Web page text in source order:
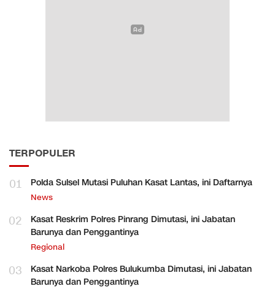
TERPOPULER
01 Polda Sulsel Mutasi Puluhan Kasat Lantas, ini Daftarnya
News
02
Kasat Reskrim Polres Pinrang Dimutasi, ini Jabatan
Barunya dan Penggantinya
Regional
03
Kasat Narkoba Polres Bulukumba Dimutasi, ini Jabatan
Barunya dan Penggantinya